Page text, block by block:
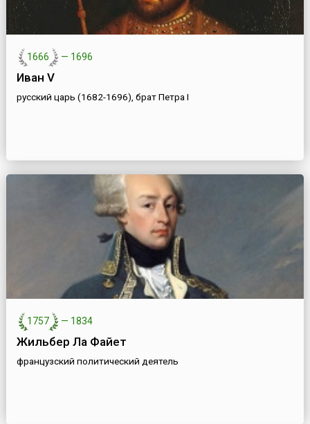
1666 — 1696
Иван V
русский царь (1682-1696), брат Петра I
1757 — 1834
Жильбер Ла Файет
французский политический деятель